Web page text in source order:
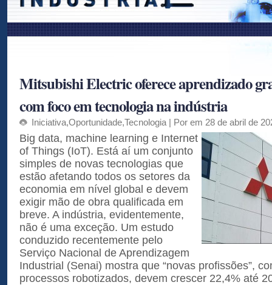
Mitsubishi Electric oferece aprendizado
com foco em tecnologia na indústria
Iniciativa,Oportunidade,Tecnologia | Por em 28 de abril de
Big data, machine learning e Internet
of Things (IoT). Está aí um conjunto
simples de novas tecnologias que
estão afetando todos os setores da
economia em nível global e devem
exigir mão de obra qualificada em
breve. A indústria, evidentemente,
não é uma exceção. Um estudo
conduzido recentemente pelo
Serviço Nacional de Aprendizagem
Industrial (Senai) mostra que “novas profissões”,
processos robotizados, devem crescer 22,4% até